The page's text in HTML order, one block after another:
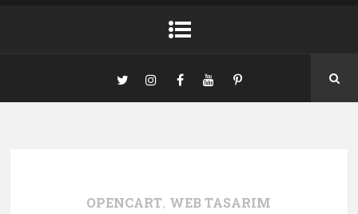
OPENCART, WEB TASARIM